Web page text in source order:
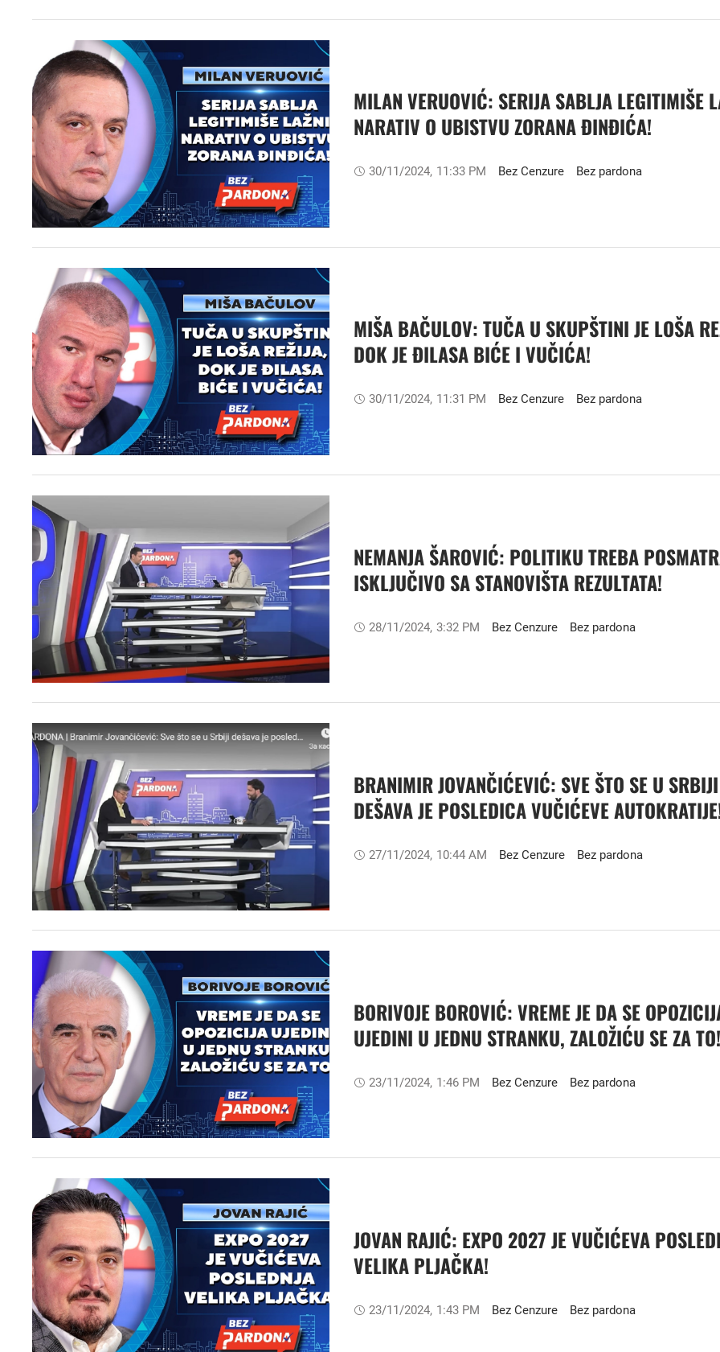
MILAN VERUOVIĆ: SERIJA SABLJA LEGITIMIŠE
NARATIV O UBISTVU ZORANA ĐINĐIĆA!
30/11/2024, 11:33 PM Bez Cenzure Bez pardona
MIŠA BAČULOV: TUČA U SKUPŠTINI JE LOŠA
DOK JE ĐILASA BIĆE I VUČIĆA!
30/11/2024, 11:31 PM Bez Cenzure Bez pardona
NEMANJA ŠAROVIĆ: POLITIKU TREBA
ISKLJUČIVO SA STANOVIŠTA REZULTATA!
28/11/2024, 3:32 PM Bez Cenzure Bez pardona
BRANIMIR JOVANČIĆEVIĆ: SVE ŠTO SE U SRBIJI
DEŠAVA JE POSLEDICA VUČIĆEVE
27/11/2024, 10:44 AM Bez Cenzure Bez pardona
BORIVOJE BOROVIĆ: VREME JE DA SE
UJEDINI U JEDNU STRANKU, ZALOŽIĆU SE ZA
23/11/2024, 1:46 PM Bez Cenzure Bez pardona
JOVAN RAJIĆ: EXPO 2027 JE VUČIĆEVA
VELIKA PLJAČKA!
23/11/2024, 1:43 PM Bez Cenzure Bez pardona